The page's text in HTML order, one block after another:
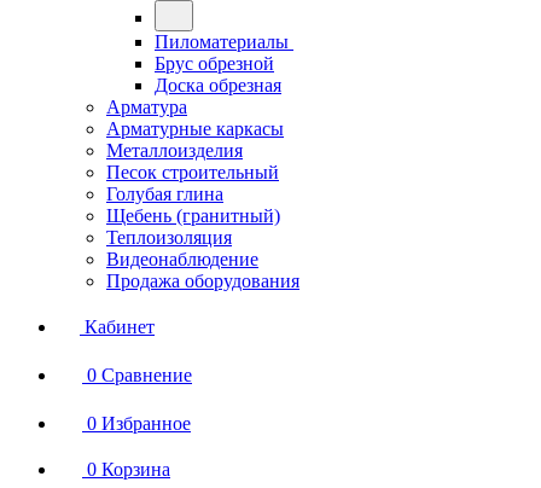
Пиломатериалы
Брус обрезной
Доска обрезная
Арматура
Арматурные каркасы
Металлоизделия
Песок строительный
Голубая глина
Щебень (гранитный)
Теплоизоляция
Видеонаблюдение
Продажа оборудования
Кабинет
0 Сравнение
0 Избранное
0 Корзина